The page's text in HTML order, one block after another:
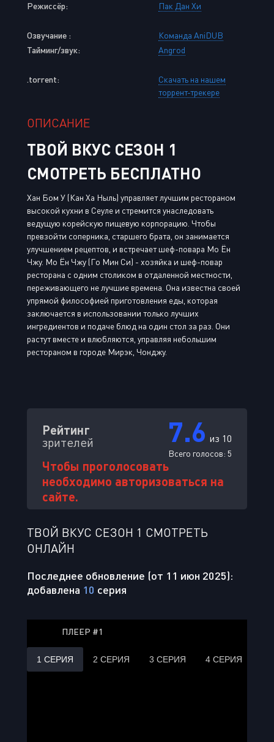
Режиссёр:
Пак Дан Хи
Озвучание :
Команда AniDUB
Тайминг/звук:
Angrod
.torrent:
Скачать на нашем
торрент-трекере
ОПИСАНИЕ
ТВОЙ ВКУС СЕЗОН 1
СМОТРЕТЬ БЕСПЛАТНО
Хан Бом У (Кан Ха Ныль) управляет лучшим рестораном
высокой кухни в Сеуле и стремится унаследовать
ведущую корейскую пищевую корпорацию. Чтобы
превзойти соперника, старшего брата, он занимается
улучшением рецептов, и встречает шеф-повара Мо Ён
Чжу. Мо Ён Чжу (Го Мин Си) - хозяйка и шеф-повар
ресторана с одним столиком в отдаленной местности,
переживающего не лучшие времена. Она известна своей
упрямой философией приготовления еды, которая
заключается в использовании только лучших
ингредиентов и подаче блюд на один стол за раз. Они
растут вместе и влюбляются, управляя небольшим
рестораном в городе Мирэк, Чонджу.
Рейтинг
зрителей 7.6 из 10
Всего голосов: 5
Чтобы проголосовать
необходимо авторизоваться на
сайте.
ТВОЙ ВКУС СЕЗОН 1 СМОТРЕТЬ
ОНЛАЙН
Последнее обновление (от 11 июн 2025):
добавлена 10 серия
ПЛЕЕР #1